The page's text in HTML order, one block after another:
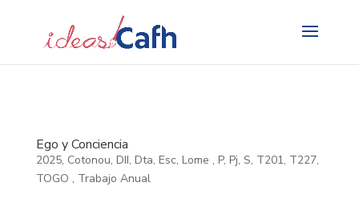
Ego y Conciencia
2025, Cotonou, DII, Dta, Esc, Lome , P, Pj, S, T201, T227,
TOGO , Trabajo Anual